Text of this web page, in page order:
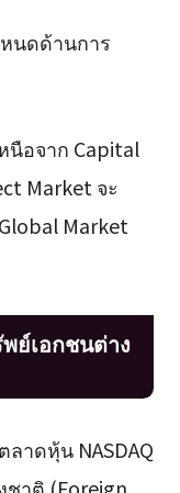
นดด้านการ
นือจาก Capital
Market จะ
Market
ย์เอกชนต่าง
าดหุ้น NASDAQ